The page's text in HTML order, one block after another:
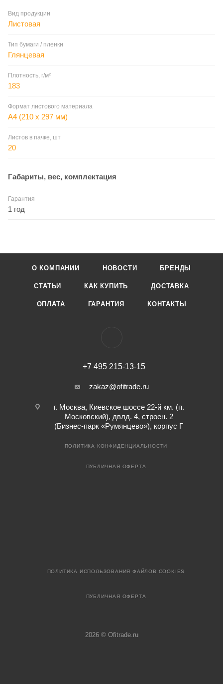
Вид продукции
Листовая
Тип бумаги / пленки
Глянцевая
Плотность, г/м²
183
Формат листового материала
A4 (210 x 297 мм)
Листов в пачке, шт
20
Габариты, вес, комплектация
Гарантия
1 год
О КОМПАНИИ НОВОСТИ БРЕНДЫ
СТАТЬИ КАК КУПИТЬ ДОСТАВКА
ОПЛАТА ГАРАНТИЯ КОНТАКТЫ
+7 495 215-13-15
zakaz@ofitrade.ru
г. Москва, Киевское шоссе 22-й км. (п.
Московский), двлд. 4, строен. 2
(Бизнес-парк «Румянцево»), корпус Г
ПОЛИТИКА КОНФИДЕНЦИАЛЬНОСТИ
ПУБЛИЧНАЯ ОФЕРТА
ПОЛИТИКА ИСПОЛЬЗОВАНИЯ ФАЙЛОВ COOKIES
ПУБЛИЧНАЯ ОФЕРТА
2026 © Ofitrade.ru